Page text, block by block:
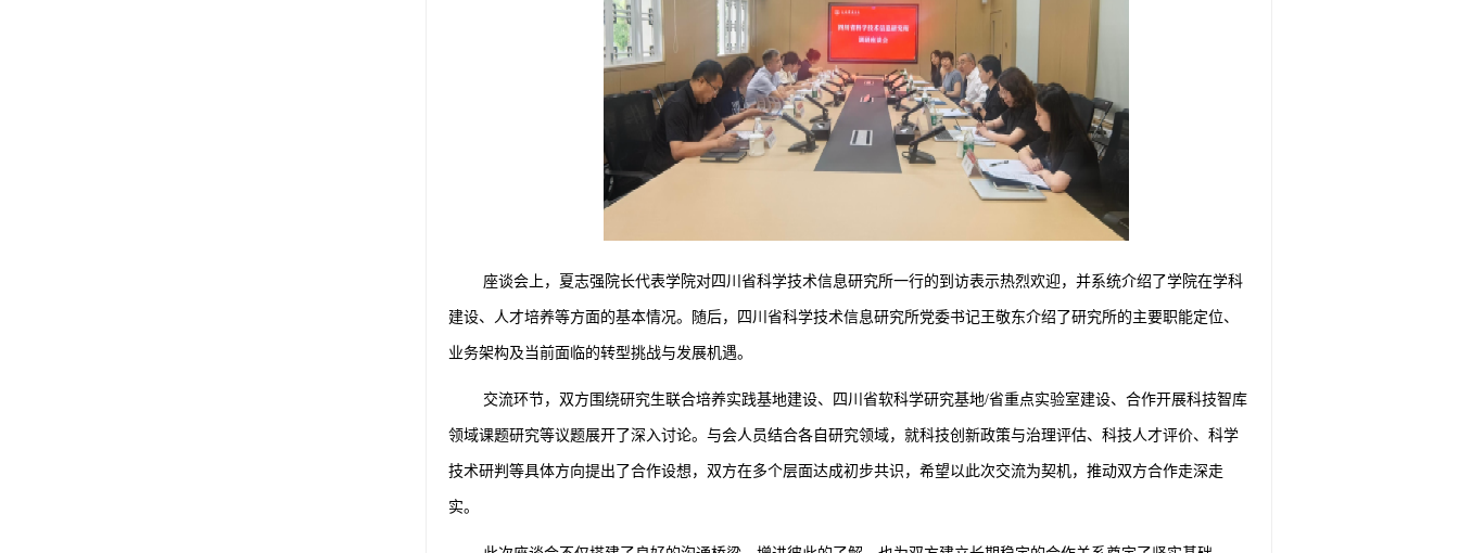
座谈会上，夏志强院长代表学院对四川省科学技术信息研究所一行的到访表示热烈欢迎，并系统介绍了学院在学科
建设、人才培养等方面的基本情况。随后，四川省科学技术信息研究所党委书记王敬东介绍了研究所的主要职能定位、
业务架构及当前面临的转型挑战与发展机遇。
交流环节，双方围绕研究生联合培养实践基地建设、四川省软科学研究基地/省重点实验室建设、合作开展科技智库
领域课题研究等议题展开了深入讨论。与会人员结合各自研究领域，就科技创新政策与治理评估、科技人才评价、科学
技术研判等具体方向提出了合作设想，双方在多个层面达成初步共识，希望以此次交流为契机，推动双方合作走深走
实。